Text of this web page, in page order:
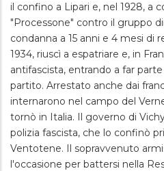
il confino a Lipari e, nel 1928, a
"Processone" contro il gruppo
condanna a 15 anni e 4 mesi di
1934, riuscì a espatriare e, in
antifascista, entrando a far
partito. Arrestato anche dai
internarono nel campo del
tornò in Italia. Il governo di
polizia fascista, che lo confinò
Ventotene. Il sopravvenuto
l'occasione per battersi nella